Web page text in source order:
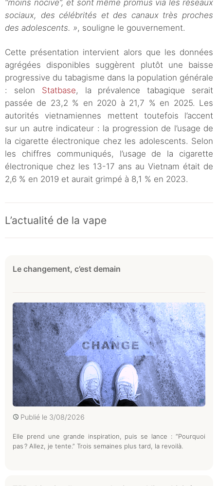
“moins nocive”, et sont même promus via les réseaux
sociaux, des célébrités et des canaux très proches
des adolescents. », souligne le gouvernement.
Cette présentation intervient alors que les données
agrégées disponibles suggèrent plutôt une baisse
progressive du tabagisme dans la population générale
: selon Statbase, la prévalence tabagique serait
passée de 23,2 % en 2020 à 21,7 % en 2025. Les
autorités vietnamiennes mettent toutefois l’accent
sur un autre indicateur : la progression de l’usage de
la cigarette électronique chez les adolescents. Selon
les chiffres communiqués, l’usage de la cigarette
électronique chez les 13-17 ans au Vietnam était de
2,6 % en 2019 et aurait grimpé à 8,1 % en 2023.
L’actualité de la vape
Le changement, c’est demain
Publié le 3/08/2026
Elle prend une grande inspiration, puis se lance : “Pourquoi
pas ? Allez, je tente.” Trois semaines plus tard, la revoilà.